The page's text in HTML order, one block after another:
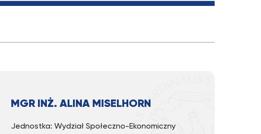
MGR INŻ. ALINA MISELHORN
Jednostka: Wydział Społeczno-Ekonomiczny